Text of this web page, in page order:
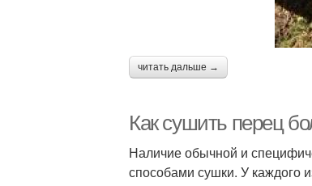
читать дальше →
Как сушить перец
Наличие обычной и
способами сушки. У каждого